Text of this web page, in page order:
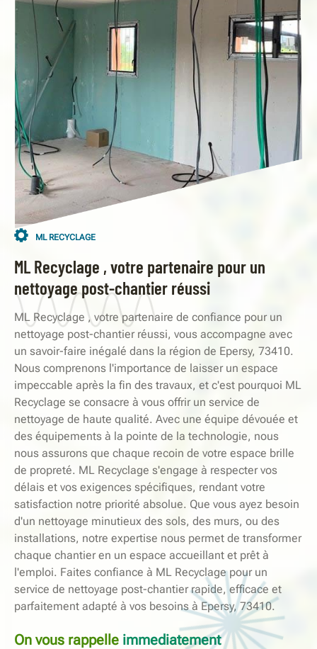
ML RECYCLAGE
ML Recyclage , votre partenaire pour un
nettoyage post-chantier réussi
ML Recyclage , votre partenaire de confiance pour un
nettoyage post-chantier réussi, vous accompagne avec
un savoir-faire inégalé dans la région de Epersy, 73410.
Nous comprenons l'importance de laisser un espace
impeccable après la fin des travaux, et c'est pourquoi ML
Recyclage se consacre à vous offrir un service de
nettoyage de haute qualité. Avec une équipe dévouée et
des équipements à la pointe de la technologie, nous
nous assurons que chaque recoin de votre espace brille
de propreté. ML Recyclage s'engage à respecter vos
délais et vos exigences spécifiques, rendant votre
satisfaction notre priorité absolue. Que vous ayez besoin
d'un nettoyage minutieux des sols, des murs, ou des
installations, notre expertise nous permet de transformer
chaque chantier en un espace accueillant et prêt à
l'emploi. Faites confiance à ML Recyclage pour un
service de nettoyage post-chantier rapide, efficace et
parfaitement adapté à vos besoins à Epersy, 73410.
On vous rappelle immediatement